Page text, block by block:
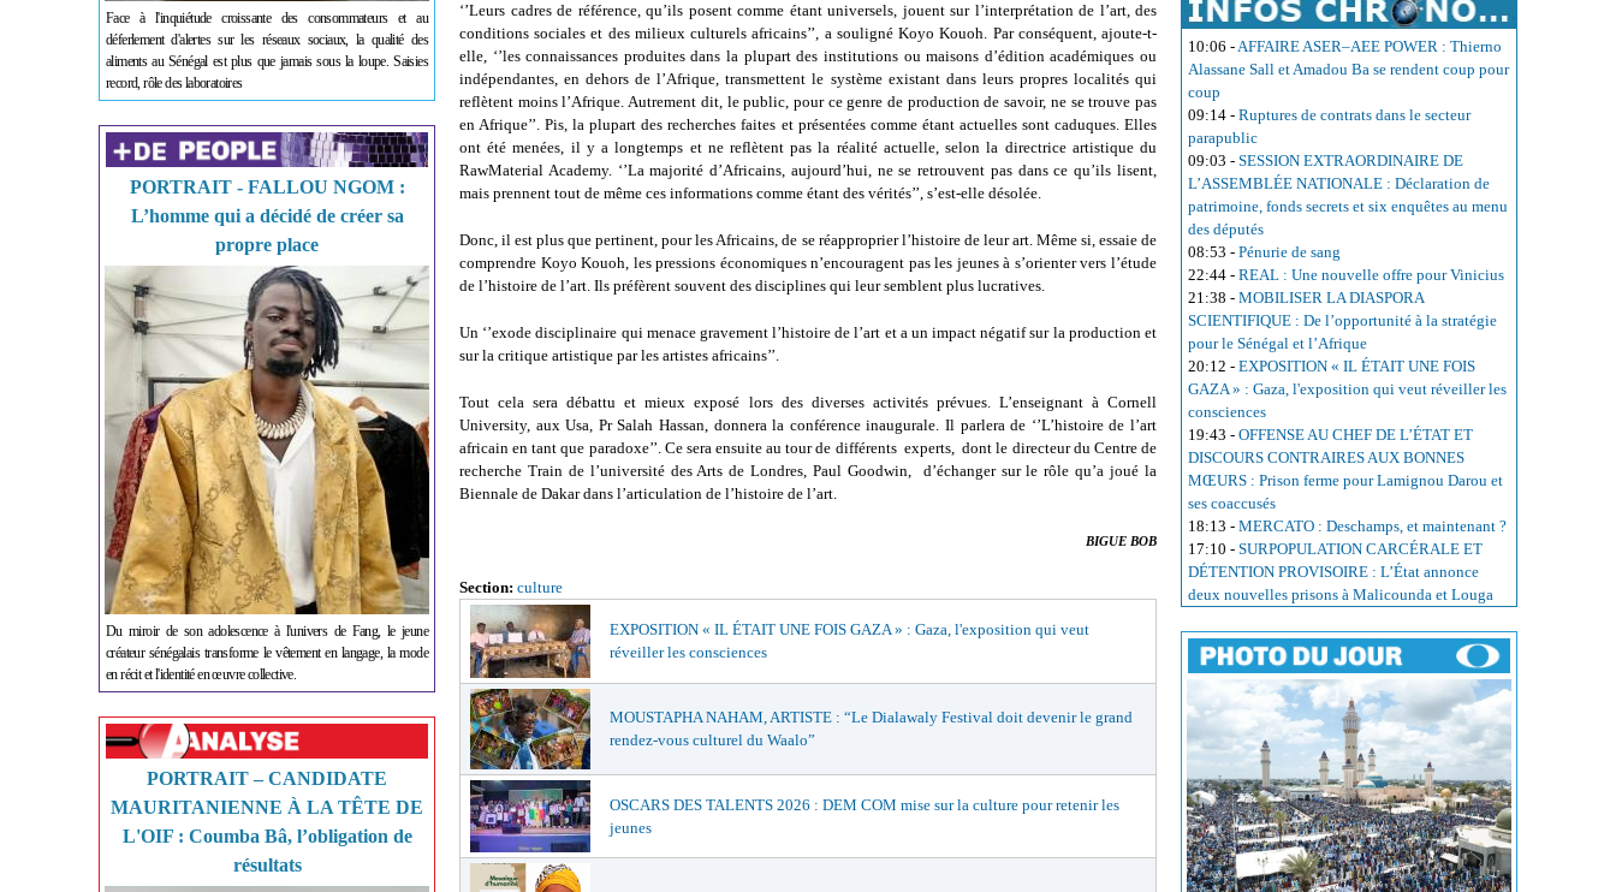
Face à l'inquiétude croissante des consommateurs et au
déferlement d'alertes sur les réseaux sociaux, la qualité des
aliments au Sénégal est plus que jamais sous la loupe. Saisies
record, rôle des laboratoires
PORTRAIT - FALLOU NGOM :
L’homme qui a décidé de créer sa
propre place
Du miroir de son adolescence à l'univers de Fang, le jeune
créateur sénégalais transforme le vêtement en langage, la mode
en récit et l'identité en œuvre collective.
PORTRAIT – CANDIDATE
MAURITANIENNE À LA TÊTE DE
L'OIF : Coumba Bâ, l’obligation de
résultats
‘’Leurs cadres de référence, qu’ils posent comme étant universels, jouent sur l’interprétation de l’art, des
conditions sociales et des milieux culturels africains’’, a souligné Koyo Kouoh. Par conséquent, ajoute-t-
elle, ‘’les connaissances produites dans la plupart des institutions ou maisons d’édition académiques ou
indépendantes, en dehors de l’Afrique, transmettent le système existant dans leurs propres localités qui
reflètent moins l’Afrique. Autrement dit, le public, pour ce genre de production de savoir, ne se trouve pas
en Afrique’’. Pis, la plupart des recherches faites et présentées comme étant actuelles sont caduques. Elles
ont été menées, il y a longtemps et ne reflètent pas la réalité actuelle, selon la directrice artistique du
RawMaterial Academy. ‘’La majorité d’Africains, aujourd’hui, ne se retrouvent pas dans ce qu’ils lisent,
mais prennent tout de même ces informations comme étant des vérités’’, s’est-elle désolée.
Donc, il est plus que pertinent, pour les Africains, de se réapproprier l’histoire de leur art. Même si, essaie de
comprendre Koyo Kouoh, les pressions économiques n’encouragent pas les jeunes à s’orienter vers l’étude
de l’histoire de l’art. Ils préfèrent souvent des disciplines qui leur semblent plus lucratives.
Un ‘’exode disciplinaire qui menace gravement l’histoire de l’art et a un impact négatif sur la production et
sur la critique artistique par les artistes africains’’.
Tout cela sera débattu et mieux exposé lors des diverses activités prévues. L’enseignant à Cornell
University, aux Usa, Pr Salah Hassan, donnera la conférence inaugurale. Il parlera de ‘’L’histoire de l’art
africain en tant que paradoxe’’. Ce sera ensuite au tour de différents experts, dont le directeur du Centre de
recherche Train de l’université des Arts de Londres, Paul Goodwin, d’échanger sur le rôle qu’a joué la
Biennale de Dakar dans l’articulation de l’histoire de l’art.
BIGUE BOB
Section: culture
EXPOSITION « IL ÉTAIT UNE FOIS GAZA » : Gaza, l'exposition qui veut
réveiller les consciences
MOUSTAPHA NAHAM, ARTISTE : “Le Dialawaly Festival doit devenir le grand
rendez-vous culturel du Waalo”
OSCARS DES TALENTS 2026 : DEM COM mise sur la culture pour retenir les
jeunes
10:06 -AFFAIRE ASER–AEE POWER : Thierno
Alassane Sall et Amadou Ba se rendent coup pour
coup
09:14 - Ruptures de contrats dans le secteur
parapublic
09:03 - SESSION EXTRAORDINAIRE DE
L’ASSEMBLÉE NATIONALE : Déclaration de
patrimoine, fonds secrets et six enquêtes au menu
des députés
08:53 - Pénurie de sang
22:44 - REAL : Une nouvelle offre pour Vinicius
21:38 - MOBILISER LA DIASPORA
SCIENTIFIQUE : De l’opportunité à la stratégie
pour le Sénégal et l’Afrique
20:12 - EXPOSITION « IL ÉTAIT UNE FOIS
GAZA » : Gaza, l'exposition qui veut réveiller les
consciences
19:43 - OFFENSE AU CHEF DE L’ÉTAT ET
DISCOURS CONTRAIRES AUX BONNES
MŒURS : Prison ferme pour Lamignou Darou et
ses coaccusés
18:13 - MERCATO : Deschamps, et maintenant ?
17:10 - SURPOPULATION CARCÉRALE ET
DÉTENTION PROVISOIRE : L’État annonce
deux nouvelles prisons à Malicounda et Louga